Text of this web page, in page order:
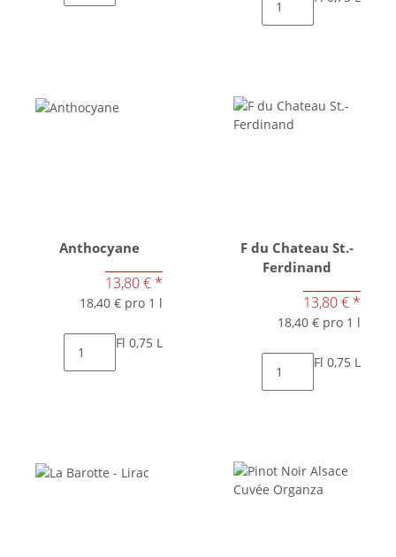
Anthocyane
13,80 € *
18,40 € pro 1 l
Fl 0,75 L
F du Chateau St.-
Ferdinand
13,80 € *
18,40 € pro 1 l
Fl 0,75 L